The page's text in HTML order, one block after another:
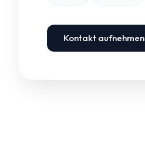
Kontakt aufnehmen